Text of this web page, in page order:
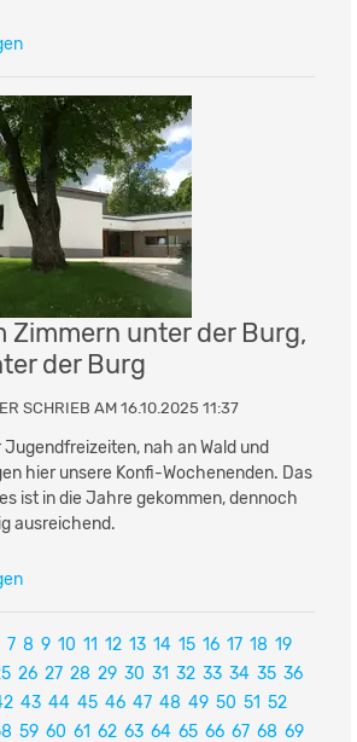
Zimmern unter der Burg,
der Burg
SCHRIEB AM 16.10.2025 11:37
Jugendfreizeiten, nah an Wald und
hier unsere Konfi-Wochenenden. Das
ist in die Jahre gekommen, dennoch
ausreichend.
7 8 9 10 11 12 13 14 15 16 17 18 19
26 27 28 29 30 31 32 33 34 35 36
43 44 45 46 47 48 49 50 51 52
59 60 61 62 63 64 65 66 67 68 69